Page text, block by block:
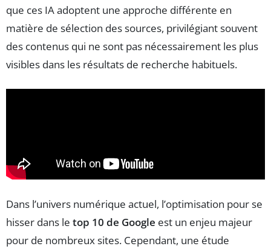
que ces IA adoptent une approche différente en
matière de sélection des sources, privilégiant souvent
des contenus qui ne sont pas nécessairement les plus
visibles dans les résultats de recherche habituels.
Dans l’univers numérique actuel, l’optimisation pour se
hisser dans le top 10 de Google est un enjeu majeur
pour de nombreux sites. Cependant, une étude